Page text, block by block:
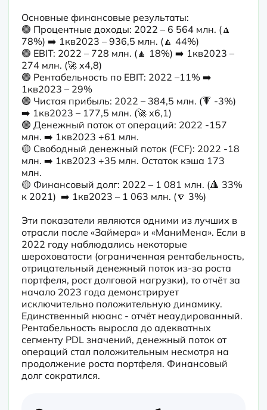
Основные финансовые результаты:
🟢 Процентные доходы: 2022 – 6 564 млн. (🔼
78%) ➡️ 1кв2023 – 936,5 млн. (🔼 44%)
🟢 EBIT: 2022 – 728 млн. (🔼 18%) ➡️ 1кв2023 –
274 млн. (🚀 х4,8)
🟢 Рентабельность по EBIT: 2022 –11% ➡️
1кв2023 – 29%
🟢 Чистая прибыль: 2022 – 384,5 млн. (🔻 -3%)
➡️ 1кв2023 – 177,5 млн. (🚀 х6,1)
🟢 Денежный поток от операций: 2022 -157
млн. ➡️ 1кв2023 +61 млн.
🟡 Свободный денежный поток (FCF): 2022 -18
млн. ➡️ 1кв2023 +35 млн. Остаток кэша 173
млн.
🟡 Финансовый долг: 2022 – 1 081 млн. (🔺 33%
к 2021)  ➡️ 1кв2023 – 1 063 млн. (🔽 3%)
Эти показатели являются одними из лучших в
отрасли после «Займера» и «МаниМена». Если в
2022 году наблюдались некоторые
шероховатости (ограниченная рентабельность,
отрицательный денежный поток из-за роста
портфеля, рост долговой нагрузки), то отчёт за
начало 2023 года демонстрирует
исключительно положительную динамику.
Единственный нюанс - отчёт неаудированный.
Рентабельность выросла до адекватных
сегменту PDL значений, денежный поток от
операций стал положительным несмотря на
продолжение роста портфеля. Финансовый
долг сократился.